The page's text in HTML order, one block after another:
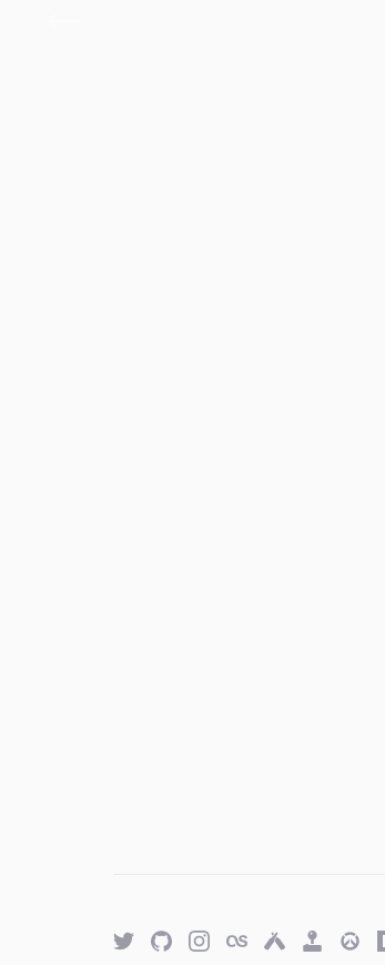
TwitterGitHubTwitterLast.fmUntappd
Retro